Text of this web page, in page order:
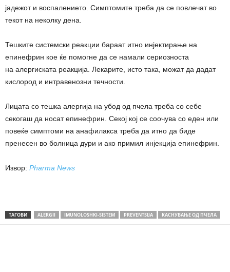
јадежот и воспалението. Симптомите треба да се повлечат во
текот на неколку дена.
Тешките системски реакции бараат итно инјектирање на
епинефрин кое ќе помогне да се намали сериозноста
на алергиската реакција. Лекарите, исто така, можат да дадат
кислород и интравенозни течности.
Лицата со тешка алергија на убод од пчела треба со себе
секогаш да носат епинефрин. Секој кој се соочува со еден или
повеќе симптоми на анафилакса треба да итно да биде
пренесен во болница дури и ако примил инјекција епинефрин.
Извор: Pharma News
ТАГОВИ ALERGII IMUNOLOSHKI-SISTEM PREVENTSIJA КАСНУВАЊЕ ОД ПЧЕЛА